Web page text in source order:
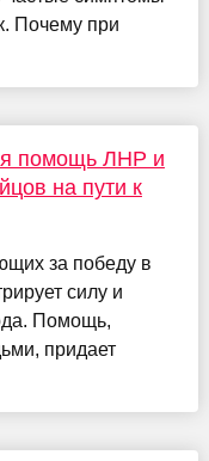
Почему при
помощь ЛНР и
на пути к
за победу в
силу и
Помощь,
придает